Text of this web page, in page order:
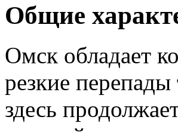
Общие
Омск обладает
резкие
здесь